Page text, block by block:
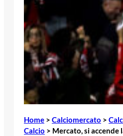
Home > Calciomercato >
Calcio > Mercato, si accende